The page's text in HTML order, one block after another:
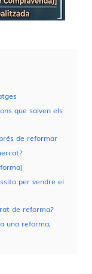
que salven els
de reformar
per vendre el
de reforma?
una reforma,